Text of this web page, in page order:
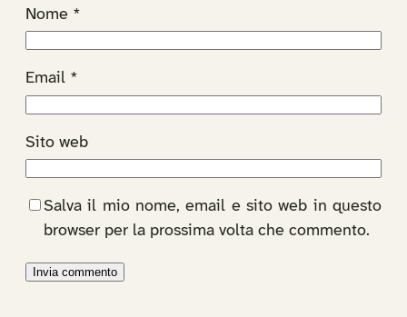
Nome *
Email *
Sito web
Salva il mio nome, email e sito web in questo
browser per la prossima volta che commento.